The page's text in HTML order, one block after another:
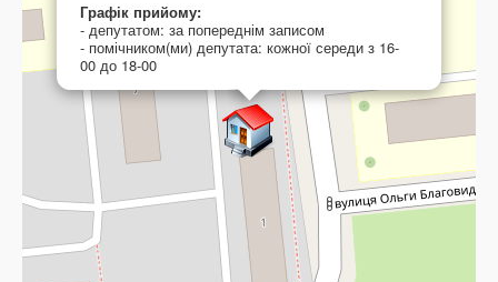
Графік прийому:
- депутатом: за попереднім записом
- помічником(ми) депутата: кожної середи з 16-
00 до 18-00